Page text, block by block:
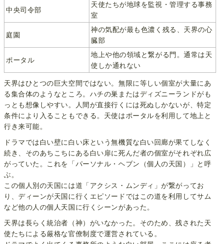
中央司令部
天使たちが地球を監視・管理する事務
室
庭園
神の気配が最も色濃く残る、天界の心
臓部
ポータル
地上や他の領域と繋がる門。通常は天
使しか通れない
天界はひとつの巨大空間ではない。無限に等しい個室が大量にあ
る集合体のようなところ。ハチの巣またはディズニーランドがも
っとも想像しやすい。人間が直接行くには死ぬしかないが、特定
条件により入ることもできる。天使はポータルを利用して地上と
行き来可能。
ドラマでは白い壁に白い床という無機質な白い回廊が果てしなく
続き、そのあちこちにある白い扉に死んだ者の個室がそれぞれ広
がっていた。これを「パーソナル・ヘブン（個人の天国）」と呼
ぶ。
この個人別の天国には道「アクシス・ムンディ」が繋がってお
り、ディーンが天国に行くエピソードではこの道を利用してサム
など他の人の個人天国に行くシーンがあった。
天界は長らく統治者（神）がいなかった。そのため、残された天
使たちによる厳格な官僚制度で運営されている。